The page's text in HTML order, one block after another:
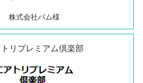
株式会社パム様
リプレミアム倶楽部